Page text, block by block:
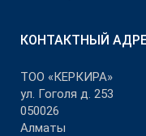
КОНТАКТНЫЙ
ТОО «КЕРКИРА»
ул. Гоголя д. 253
050026
Алматы